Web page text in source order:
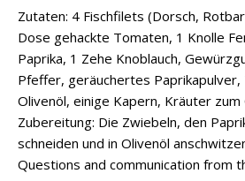
Zutaten: 4 Fischfilets (Dorsch,
Dose gehackte Tomaten, 1 Knolle
Paprika, 1 Zehe Knoblauch,
Pfeffer, geräuchertes Paprikapulver,
Olivenöl, einige Kapern, Kräuter zum
Zubereitung: Die Zwiebeln, den
schneiden und in Olivenöl
Questions and communication from